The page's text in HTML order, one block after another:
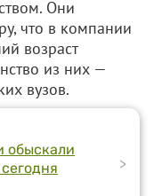
Они
что в компании
возраст
из них —
вузов.
обыскали
>